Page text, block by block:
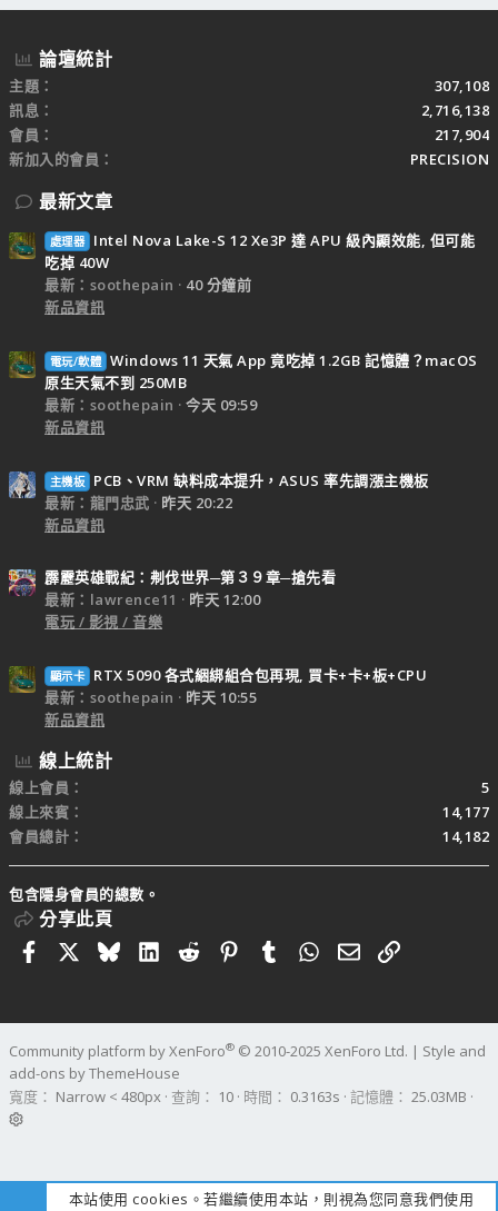
論壇統計
主題
307,108
訊息
2,716,138
會員
217,904
新加入的會員
PRECISION
最新文章
處理器
Intel Nova Lake-S 12 Xe3P 達 APU 級內顯效能, 但可能
吃掉 40W
最新：soothepain
40 分鐘前
新品資訊
電玩/軟體 Windows 11 天氣 App 竟吃掉 1.2GB 記憶體？macOS
原生天氣不到 250MB
最新：soothepain
今天 09:59
新品資訊
主機板
PCB、VRM 缺料成本提升，ASUS 率先調漲主機板
最新：龍門忠武
昨天 20:22
新品資訊
霹靂英雄戰紀：刜伐世界─第３９章─搶先看
最新：lawrence11
昨天 12:00
電玩 / 影視 / 音樂
顯示卡
RTX 5090 各式綑綁組合包再現, 買卡+卡+板+CPU
最新：soothepain
昨天 10:55
新品資訊
線上統計
線上會員
5
線上來賓
14,177
會員總計
14,182
包含隱身會員的總數。
分享此頁
FacebookBlueskyLinkedIn
RedditPinterestTumblrWhatsApp
電子郵件
連結
Community platform by XenForo® © 2010-2025 XenForo Ltd. | Style and
add-ons by ThemeHouse
寬度
查詢 10 時間 0.3163s 記憶體 25.03MB
本站使用 cookies。若繼續使用本站，則視為您同意我們使用